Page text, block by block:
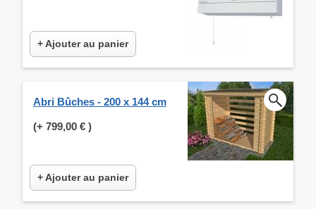
+ Ajouter au panier
Abri Bûches - 200 x 144 cm
(+ 799,00 € )
+ Ajouter au panier